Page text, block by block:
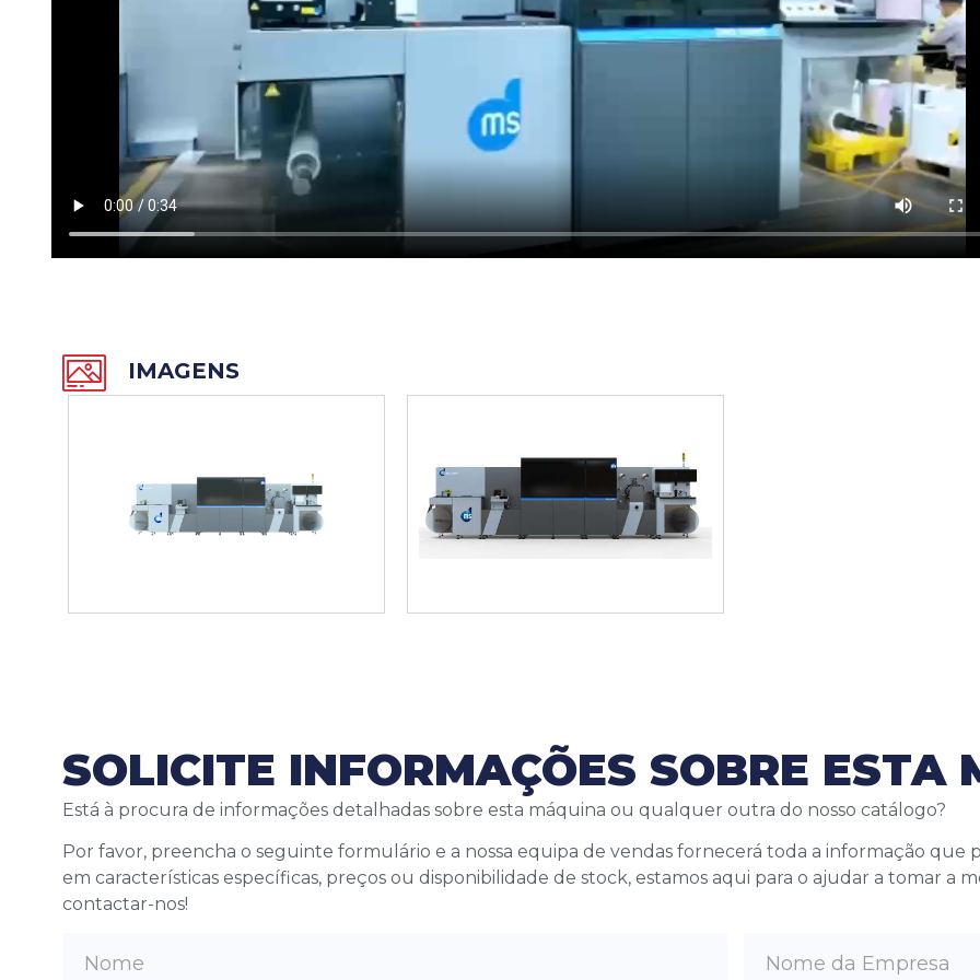
IMAGENS
SOLICITE INFORMAÇÕES SOBRE ESTA
Está à procura de informações detalhadas sobre esta máquina ou qualquer outra do nosso catálogo?
Por favor, preencha o seguinte formulário e a nossa equipa de vendas fornecerá toda a informação
em características específicas, preços ou disponibilidade de stock, estamos aqui para o ajudar a tomar a
contactar-nos!